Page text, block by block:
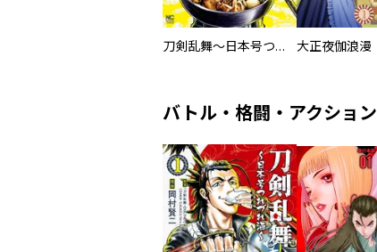
刀剣乱舞～日本号つれづれ酒～
バトル・格闘・アクション